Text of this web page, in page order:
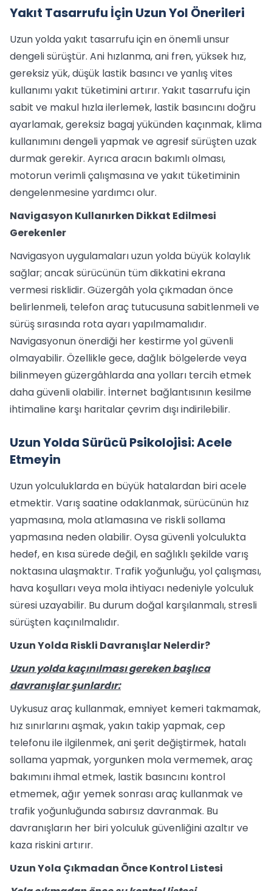
Yakıt Tasarrufu İçin Uzun Yol Önerileri
Uzun yolda yakıt tasarrufu için en önemli unsur
dengeli sürüştür. Ani hızlanma, ani fren, yüksek hız,
gereksiz yük, düşük lastik basıncı ve yanlış vites
kullanımı yakıt tüketimini artırır. Yakıt tasarrufu için
sabit ve makul hızla ilerlemek, lastik basıncını doğru
ayarlamak, gereksiz bagaj yükünden kaçınmak, klima
kullanımını dengeli yapmak ve agresif sürüşten uzak
durmak gerekir. Ayrıca aracın bakımlı olması,
motorun verimli çalışmasına ve yakıt tüketiminin
dengelenmesine yardımcı olur.
Navigasyon Kullanırken Dikkat Edilmesi
Gerekenler
Navigasyon uygulamaları uzun yolda büyük kolaylık
sağlar; ancak sürücünün tüm dikkatini ekrana
vermesi risklidir. Güzergâh yola çıkmadan önce
belirlenmeli, telefon araç tutucusuna sabitlenmeli ve
sürüş sırasında rota ayarı yapılmamalıdır.
Navigasyonun önerdiği her kestirme yol güvenli
olmayabilir. Özellikle gece, dağlık bölgelerde veya
bilinmeyen güzergâhlarda ana yolları tercih etmek
daha güvenli olabilir. İnternet bağlantısının kesilme
ihtimaline karşı haritalar çevrim dışı indirilebilir.
Uzun Yolda Sürücü Psikolojisi: Acele
Etmeyin
Uzun yolculuklarda en büyük hatalardan biri acele
etmektir. Varış saatine odaklanmak, sürücünün hız
yapmasına, mola atlamasına ve riskli sollama
yapmasına neden olabilir. Oysa güvenli yolculukta
hedef, en kısa sürede değil, en sağlıklı şekilde varış
noktasına ulaşmaktır. Trafik yoğunluğu, yol çalışması,
hava koşulları veya mola ihtiyacı nedeniyle yolculuk
süresi uzayabilir. Bu durum doğal karşılanmalı, stresli
sürüşten kaçınılmalıdır.
Uzun Yolda Riskli Davranışlar Nelerdir?
Uzun yolda kaçınılması gereken başlıca
davranışlar şunlardır:
Uykusuz araç kullanmak, emniyet kemeri takmamak,
hız sınırlarını aşmak, yakın takip yapmak, cep
telefonu ile ilgilenmek, ani şerit değiştirmek, hatalı
sollama yapmak, yorgunken mola vermemek, araç
bakımını ihmal etmek, lastik basıncını kontrol
etmemek, ağır yemek sonrası araç kullanmak ve
trafik yoğunluğunda sabırsız davranmak. Bu
davranışların her biri yolculuk güvenliğini azaltır ve
kaza riskini artırır.
Uzun Yola Çıkmadan Önce Kontrol Listesi